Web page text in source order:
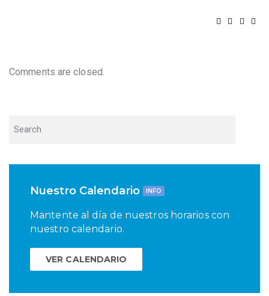
Comments are closed.
Nuestro Calendario INFO
Mantente al día de nuestros horarios con
nuestro calendario.
VER CALENDARIO